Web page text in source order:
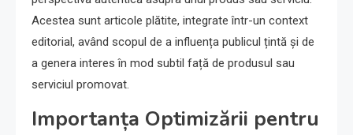
Acestea sunt articole plătite, integrate într-un context
editorial, având scopul de a influența publicul țintă și de
a genera interes în mod subtil față de produsul sau
serviciul promovat.
Importanța Optimizării pentru